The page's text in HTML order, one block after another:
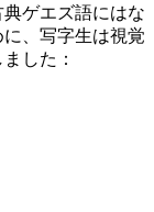
ゲエズ語にはな
、写字生は視覚
した：